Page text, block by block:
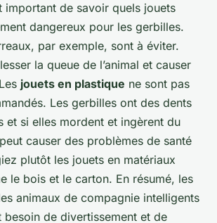
important de savoir quels jouets
dangereux pour les gerbilles.
par exemple, sont à éviter.
la queue de l’animal et causer
jouets en plastique ne sont pas
Les gerbilles ont des dents
et si elles mordent et ingèrent du
causer des problèmes de santé
plutôt les jouets en matériaux
le bois et le carton. En résumé, les
animaux de compagnie intelligents
de divertissement et de